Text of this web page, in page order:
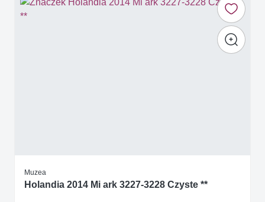
Muzea
Holandia 2014 Mi ark 3227-3228 Czyste **